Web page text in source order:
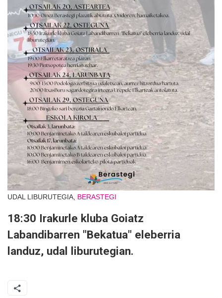
UDAL LIBURUTEGIA, BERASTEGI
18:30 Irakurle kluba Goiatz
Labandibarren "Bekatua" eleberria
landuz, udal liburutegian.